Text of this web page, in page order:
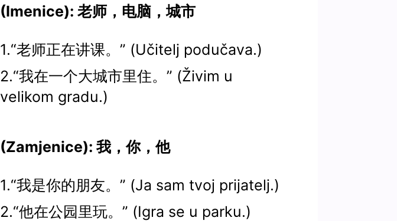
(Imenice): 老师，电脑，城市
1.“老师正在讲课。” (Učitelj podučava.)
2.“我在一个大城市里住。” (Živim u
velikom gradu.)
(Zamjenice): 我，你，他
1.“我是你的朋友。” (Ja sam tvoj prijatelj.)
2.“他在公园里玩。” (Igra se u parku.)